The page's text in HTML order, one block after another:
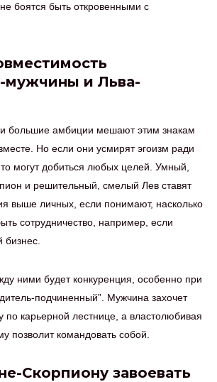
боятся быть откровенными с
мужчины и Льва-
большие амбиции мешают этим знакам
Но если они усмирят эгоизм ради
могут добиться любых целей. Умный,
и решительный, смелый Лев ставят
выше личных, если понимают, насколько
сотрудничество, например, если
ними будет конкуренция, особенно при
подчиненный”. Мужчина захочет
по карьерной лестнице, а властолюбивая
позволит командовать собой.
Скорпиону завоевать